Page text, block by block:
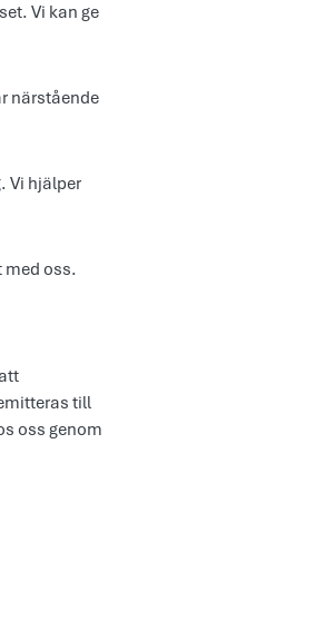
Vi kan ge
närstående
Vi hjälper
med oss.
till
oss genom